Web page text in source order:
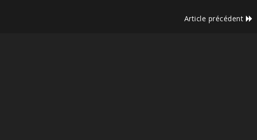
Article précédent